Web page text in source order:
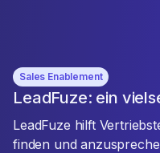
Sales Enablement
LeadFuze: ein
LeadFuze hilft
finden und